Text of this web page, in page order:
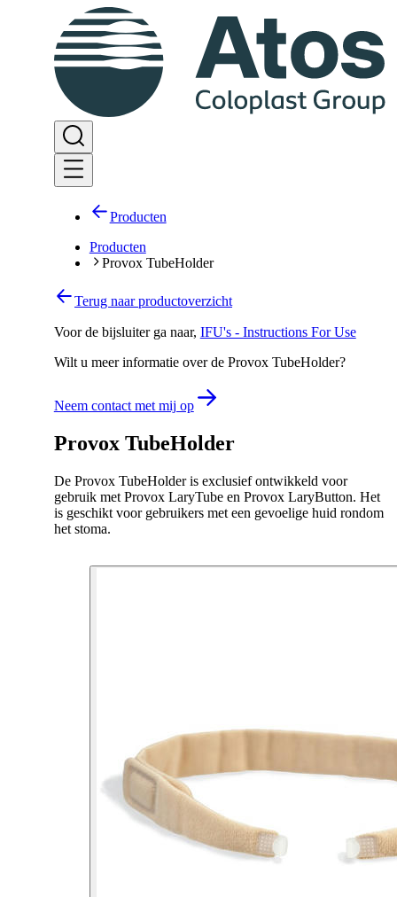
Producten
Producten
Provox TubeHolder
Provox TubeHolder
De Provox TubeHolder is exclusief ontwikkeld voor
gebruik met Provox LaryTube en Provox LaryButton. Het
is geschikt voor gebruikers met een gevoelige huid rondom
het stoma.
Terug naar productoverzicht
Voor de bijsluiter ga naar, IFU's - Instructions For Use
Wilt u meer informatie over de Provox TubeHolder?
Neem contact met mij op